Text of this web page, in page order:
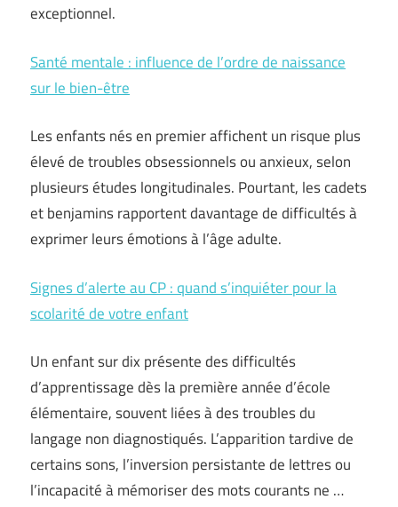
exceptionnel.
Santé mentale : influence de l’ordre de naissance
sur le bien-être
Les enfants nés en premier affichent un risque plus
élevé de troubles obsessionnels ou anxieux, selon
plusieurs études longitudinales. Pourtant, les cadets
et benjamins rapportent davantage de difficultés à
exprimer leurs émotions à l’âge adulte.
Signes d’alerte au CP : quand s’inquiéter pour la
scolarité de votre enfant
Un enfant sur dix présente des difficultés
d’apprentissage dès la première année d’école
élémentaire, souvent liées à des troubles du
langage non diagnostiqués. L’apparition tardive de
certains sons, l’inversion persistante de lettres ou
l’incapacité à mémoriser des mots courants ne …